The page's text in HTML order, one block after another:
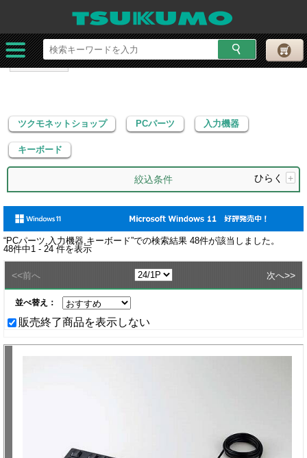
ツクモネットショップ PCパーツ
キーボード
ツクモネットショップ PCパーツ 入力機器
キーボード
絞込条件 ひらく +
“PCパーツ,入力機器,キーボード”での検索結果 48件が該当しました。
48件中1 - 24 件を表示
<<前へ 次へ>>
並べ替え：
販売終了商品を表示しない